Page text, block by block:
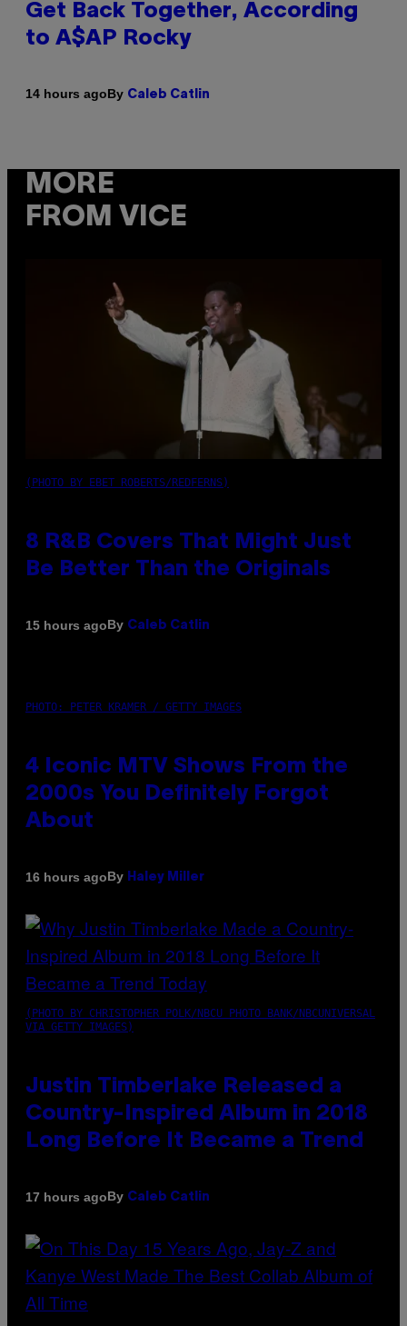
Get Back Together, According
to A$AP Rocky
14 hours agoBy Caleb Catlin
MORE
FROM VICE
(PHOTO BY EBET ROBERTS/REDFERNS)
8 R&B Covers That Might Just
Be Better Than the Originals
15 hours agoBy Caleb Catlin
PHOTO: PETER KRAMER / GETTY IMAGES
4 Iconic MTV Shows From the
2000s You Definitely Forgot
About
16 hours agoBy Haley Miller
(PHOTO BY CHRISTOPHER POLK/NBCU PHOTO BANK/NBCUNIVERSAL
VIA GETTY IMAGES)
Justin Timberlake Released a
Country-Inspired Album in 2018
Long Before It Became a Trend
17 hours agoBy Caleb Catlin